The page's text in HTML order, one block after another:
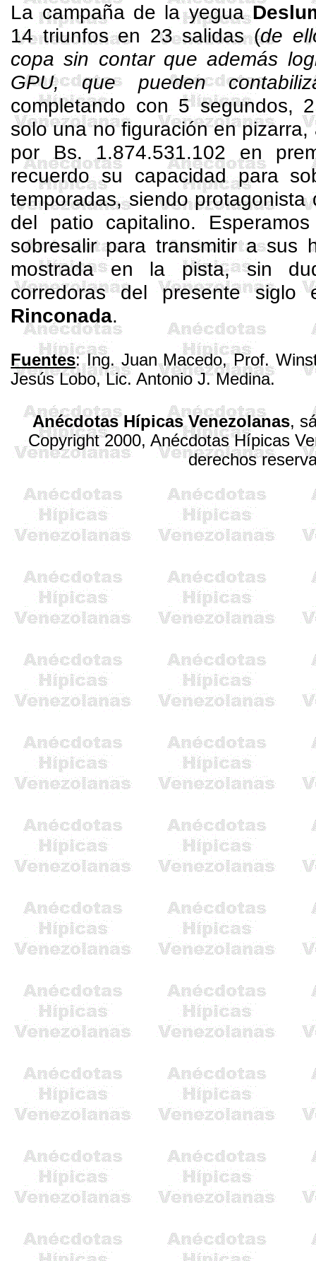
La campaña de la yegua
14 triunfos en 23 salidas (de
copa sin contar que además
GPU, que pueden
completando con 5 segundos,
solo una no figuración en
por Bs. 1.874.531.102 en
recuerdo su capacidad para
temporadas, siendo protagonista
del patio capitalino.
sobresalir para transmitir a sus
mostrada en la pista, sin
corredoras del presente
Rinconada.
Fuentes: Ing. Juan Macedo, Prof.
Jesús Lobo, Lic. Antonio J. Medina.
Anécdotas Hípicas Venezolanas,
Copyright 2000, Anécdotas Hípicas
derechos